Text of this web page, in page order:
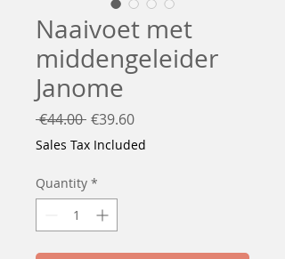
Naaivoet met
middengeleider
Janome
€44.00 Regular
Price
€39.60Sale
Price
Sales Tax Included
Quantity *